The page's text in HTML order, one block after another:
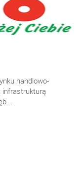
handlowo-
infrastrukturą